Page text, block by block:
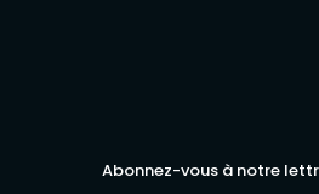
Abonnez-vous à notre